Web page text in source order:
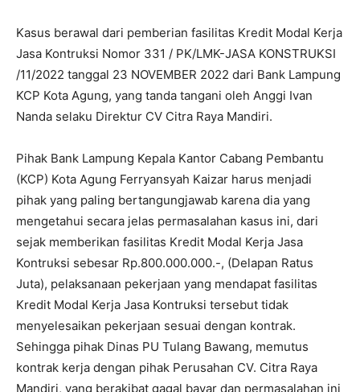
Kasus berawal dari pemberian fasilitas Kredit Modal Kerja
Jasa Kontruksi Nomor 331 / PK/LMK-JASA KONSTRUKSI
/11/2022 tanggal 23 NOVEMBER 2022 dari Bank Lampung
KCP Kota Agung, yang tanda tangani oleh Anggi Ivan
Nanda selaku Direktur CV Citra Raya Mandiri.
Pihak Bank Lampung Kepala Kantor Cabang Pembantu
(KCP) Kota Agung Ferryansyah Kaizar harus menjadi
pihak yang paling bertangungjawab karena dia yang
mengetahui secara jelas permasalahan kasus ini, dari
sejak memberikan fasilitas Kredit Modal Kerja Jasa
Kontruksi sebesar Rp.800.000.000.-, (Delapan Ratus
Juta), pelaksanaan pekerjaan yang mendapat fasilitas
Kredit Modal Kerja Jasa Kontruksi tersebut tidak
menyelesaikan pekerjaan sesuai dengan kontrak.
Sehingga pihak Dinas PU Tulang Bawang, memutus
kontrak kerja dengan pihak Perusahan CV. Citra Raya
Mandiri, yang berakibat gagal bayar dan permasalahan ini